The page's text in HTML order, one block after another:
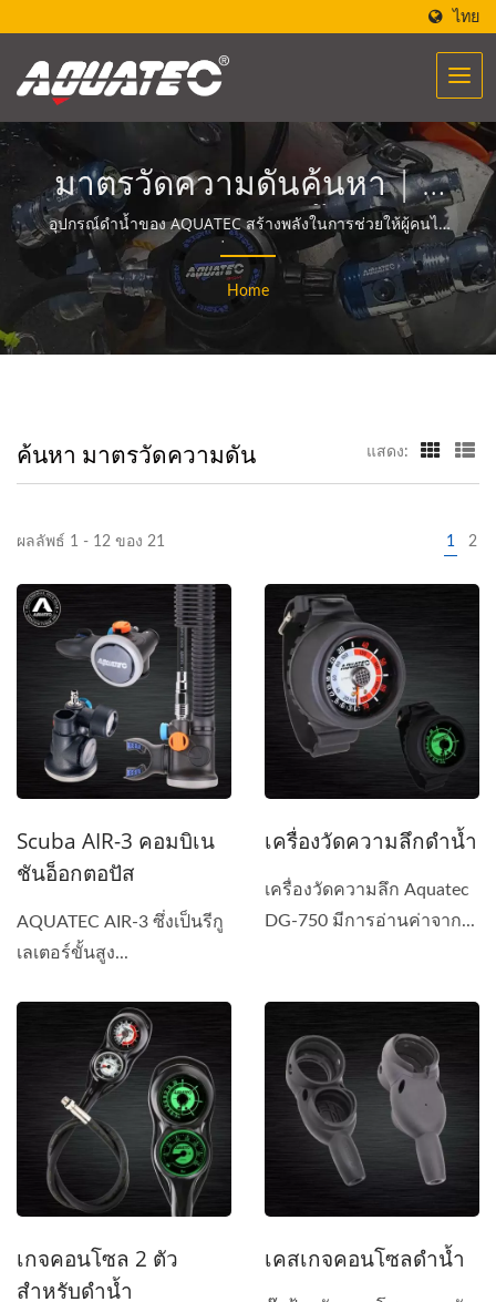
ไทย
มาตรวัดความดันค้นหา | ผู้
ผลิตอุปกรณ์ดำน้ำและ
อุปกรณ์กว่า 40 ปี | SCUBA
AQUATEC
อุปกรณ์ดำน้ำของ AQUATEC สร้างพลังในการช่วยให้ผู้คนได้
พบเจอและสื่อสารกับมหาสมุทร.
Home
ค้นหา มาตรวัดความดัน แสดง:
ผลลัพธ์ 1 - 12 ของ 21 1 2
Scuba AIR-3 คอมบิเน
ชันอ็อกตอปัส
AQUATEC AIR-3 ซึ่งเป็นรีกู
เลเตอร์ขั้นสูง...
เครื่องวัดความลึกดำน้ำ
เครื่องวัดความลึก Aquatec
DG-750 มีการอ่านค่าจาก...
เกจคอนโซล 2 ตัว
สำหรับดำน้ำ
เคสเกจคอนโซลดำน้ำ